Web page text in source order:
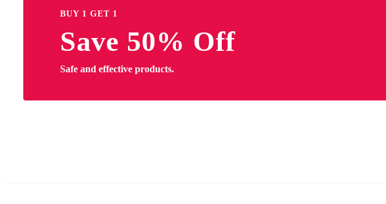
BUY 1 GET 1
Save 50% Off
Safe and effective products.